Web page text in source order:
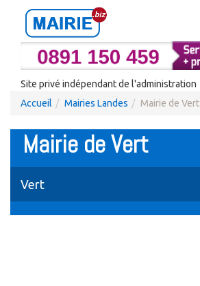
Site privé indépendant de l'administration
Accueil
Mairies Landes Mairie de Vert
Mairie de Vert
Vert